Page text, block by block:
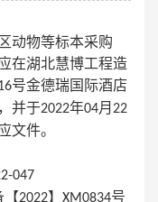
动物等标本采购
在湖北慧博工程造
号金德瑞国际酒店
并于2022年04月 22
文件。
047
【2022】 XM0834号